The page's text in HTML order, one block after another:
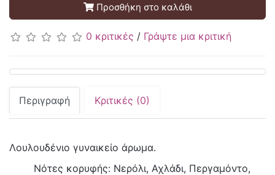
Προσθήκη στο καλάθι
0 κριτικές / Γράψτε μια κριτική
Περιγραφή Κριτικές (0)
Λουλουδένιο γυναικείο άρωμα.
Νότες κορυφής: Νερόλι, Αχλάδι, Περγαμόντο,